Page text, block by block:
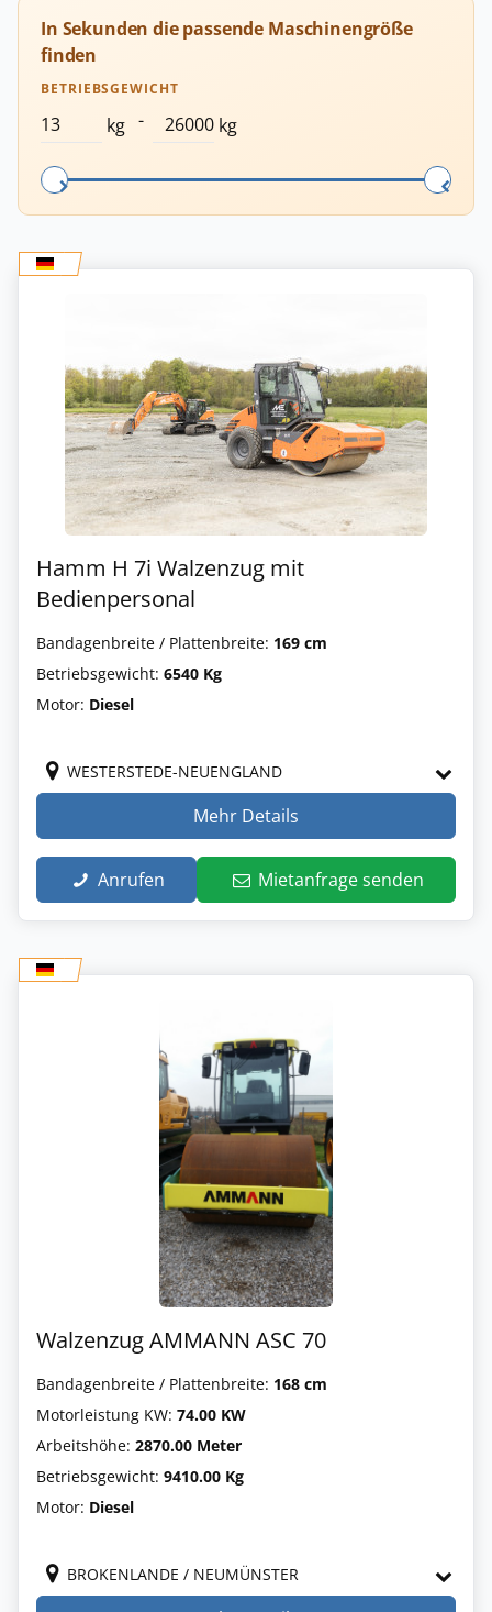
In Sekunden die passende Maschinengröße
finden
BETRIEBSGEWICHT
kg - kg
Hamm H 7i Walzenzug mit
Bedienpersonal
Bandagenbreite / Plattenbreite: 169 cm
Betriebsgewicht: 6540 Kg
Motor: Diesel
WESTERSTEDE-NEUENGLAND
Mehr Details
Anrufen Mietanfrage senden
Walzenzug AMMANN ASC 70
Bandagenbreite / Plattenbreite: 168 cm
Motorleistung KW: 74.00 KW
Arbeitshöhe: 2870.00 Meter
Betriebsgewicht: 9410.00 Kg
Motor: Diesel
BROKENLANDE / NEUMÜNSTER